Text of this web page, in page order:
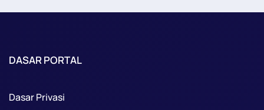
DASAR PORTAL
Dasar Privasi